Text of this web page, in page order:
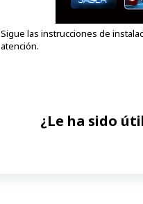
Sigue las instrucciones de
atención.
¿Le ha sido